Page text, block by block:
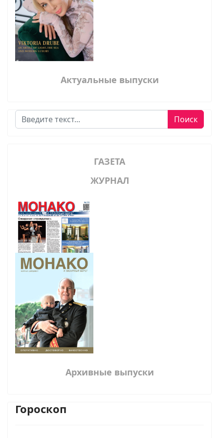
Актуальные выпуски
Поиск Поиск
ГАЗЕТА
ЖУРНАЛ
Архивные выпуски
Гороскоп